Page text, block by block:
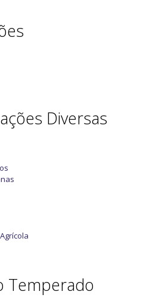
Diversas
Temperado